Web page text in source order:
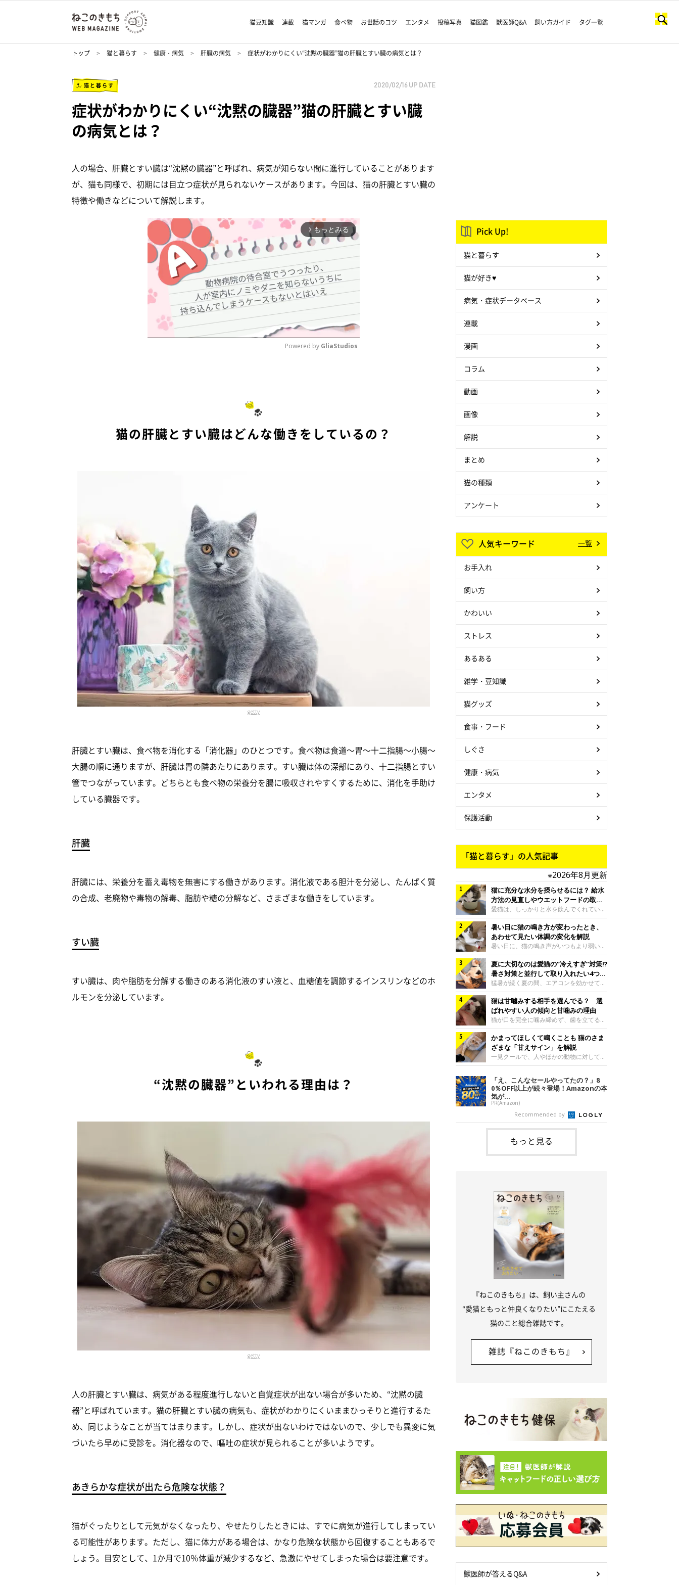
猫豆知識 連載 猫マンガ 食べ物 お世話のコツ エンタメ 投稿写真 猫図鑑 獣医師Q&A 飼い方ガイド タグ一覧
トップ 猫と暮らす 健康・病気 肝臓の病気 症状がわかりにくい“沈黙の臓器”猫の肝臓とすい臓の病気とは？
猫と暮らす 2020/02/16 UP DATE
症状がわかりにくい“沈黙の臓器”猫の肝臓とすい臓
の病気とは？
人の場合、肝臓とすい臓は“沈黙の臓器”と呼ばれ、病気が知らない間に進行していることがあります
が、猫も同様で、初期には目立つ症状が見られないケースがあります。今回は、猫の肝臓とすい臓の
特徴や働きなどについて解説します。
arrow_forward_ios もっとみる
Powered by GliaStudios
猫の肝臓とすい臓はどんな働きをしているの？
getty
肝臓とすい臓は、食べ物を消化する「消化器」のひとつです。食べ物は食道～胃～十二指腸～小腸～
大腸の順に通りますが、肝臓は胃の隣あたりにあります。すい臓は体の深部にあり、十二指腸とすい
管でつながっています。どちらとも食べ物の栄養分を腸に吸収されやすくするために、消化を手助け
している臓器です。
肝臓
肝臓には、栄養分を蓄え毒物を無害にする働きがあります。消化液である胆汁を分泌し、たんぱく質
の合成、老廃物や毒物の解毒、脂肪や糖の分解など、さまざまな働きをしています。
すい臓
すい臓は、肉や脂肪を分解する働きのある消化液のすい液と、血糖値を調節するインスリンなどのホ
ルモンを分泌しています。
“沈黙の臓器”といわれる理由は？
getty
人の肝臓とすい臓は、病気がある程度進行しないと自覚症状が出ない場合が多いため、“沈黙の臓
器”と呼ばれています。猫の肝臓とすい臓の病気も、症状がわかりにくいままひっそりと進行するた
め、同じようなことが当てはまります。しかし、症状が出ないわけではないので、少しでも異変に気
づいたら早めに受診を。消化器なので、嘔吐の症状が見られることが多いようです。
あきらかな症状が出たら危険な状態？
猫がぐったりとして元気がなくなったり、やせたりしたときには、すでに病気が進行してしまってい
る可能性があります。ただし、猫に体力がある場合は、かなり危険な状態から回復することもあるで
しょう。目安として、1か月で10％体重が減少するなど、急激にやせてしまった場合は要注意です。
Pick Up!
猫と暮らす
猫が好き♥
病気・症状データベース
連載
漫画
コラム
動画
画像
解説
まとめ
猫の種類
アンケート
人気キーワード 一覧
お手入れ
飼い方
かわいい
ストレス
あるある
雑学・豆知識
猫グッズ
食事・フード
しぐさ
健康・病気
エンタメ
保護活動
「猫と暮らす」の人気記事
※2026年8月更新
猫に充分な水分を摂らせるには？ 給水
方法の見直しやウエットフードの取り
入れ方を解説
愛猫は、しっかりと水を飲んでくれていま
すか？ 夏場はエアコンで室内が涼しいこ
ともあり、猫があまり水を飲まないこと
も。積極的に水分を摂らせるためには、給
水方法を見直したり、フードから水分を摂
らせたりする方法があります。今回は獣医
師の重本仁先生に、猫に水分を摂らせるた
めにできるためできる工夫を教えていただ
きました。ボウルの高さを愛猫の好みにね
このきもち投稿写真ギャラリー水飲みボウ
ルの高さは、猫が飲むときに頭が胃より下
にならないように設定すると飲みやすいで
しょう。首を深く折り曲げずに済むため、
関節や食道への負
暑い日に猫の鳴き方が変わったとき、
あわせて見たい体調の変化を解説
暑い日に、猫の鳴き声がいつもより弱い、
かすれる、しつこく鳴くなど、ふだんと違
って聞こえることがあります。 そんなと
き、あわせてどのような様子を確認したら
よいのでしょうか。暑い日に猫の鳴き方が
変わるときの見方や注意したい体調の変化
などについて、ねこのきもち獣医師相談室
の山口みき先生に伺いました。 鳴き方の
変化だけで判断せず、全身の様子も確認し
てねこのきもち投稿写真ギャラリー猫の鳴
き方が変わったとき、暑さと関係している
ように見えることがあります。 ただ、鳴
き声だけで原因を決めるのは難しく、体調
や環境の変化を
夏に大切なのは愛猫の“冷えすぎ”対策⁉
暑さ対策と並行して取り入れたい4つの
工夫
猛暑が続く夏の間、エアコンを効かせて室
内を冷やしますよね。しかし、人にとって
は快適な温度でも、猫にとっては温度が低
すぎることも。暑さ対策と並行して、冷え
すぎ対策もしっかりと行うことが大切で
す。今回は獣医師の重本仁先生に、猫の冷
えすぎを防ぐ4つの対策を教えていただき
ました。（1） 冷房の効いていない部屋に
行き来できるようにするねこのきもち投稿
写真ギャラリー猫が寒いと感じたときに、
ましょう。冷房の効いていない部屋や廊下
へも自由に行き来できるように、ドアは猫
が通れる程度に
猫は甘噛みする相手を選んでる？ 選
ばれやすい人の傾向と甘噛みの理由
猫が口を完全に噛み締めず、歯を立てる程
度に噛む“甘噛み”。遊びやスキンシップの
ときに繰り出すことがありますが、同じ家
族でも噛まれる頻度に違いがあると感じる
ことも。ねこのきもちWEB MAGAZINEで
は、飼い主さんたちにアンケートを実施
感じる状況を教えてもらいました。また、
ねこのきもち獣医師相談室の原駿太朗先生
には、実際に猫は甘噛みする相手を選んで
いるのか、その真相をお聞きします。約6
割の飼い主さんが「甘噛みする相手を選ん
でいる」と感じていた※2026年5月実施
かまってほしくて鳴くことも 猫のさま
ざまな「甘えサイン」を解説
一見クールで、人やほかの動物に対してあ
まり求めないように見える猫。しかし、実
は甘えん坊な性格の猫も少なくありませ
ん。今回は猫たちが出している“甘えサイ
ン”について、帝京科学大学生命環境学部
アニマルサイエンス学科准教授の加隈良枝
先生に教えていただきました。鳴くのは、
かまってほしいサインねこのきもち投稿写
真ギャラリーもともと、子猫が親猫に対し
てお世話を求めるときに鳴き声を使いま
す。子猫なので「ニャー」よりもややか細
い「ミャア」といった鳴き声になります
「え、こんなセールやってたの？」8
0％OFF以上が続々登場！Amazonの本
気が...
PR(Amazon)
Recommended by
もっと見る
『ねこのきもち』は、飼い主さんの
“愛猫ともっと仲良くなりたい”にこたえる
猫のこと総合雑誌です。
雑誌『ねこのきもち』
獣医師が答えるQ&A